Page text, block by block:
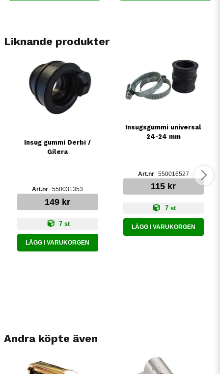
Liknande produkter
Insug gummi Derbi /
Gilera
550031353
149 kr
7 st
LÄGG I VARUKORGEN
Insugsgummi universal
24-24 mm
550016527
115 kr
7 st
LÄGG I VARUKORGEN
Andra köpte även